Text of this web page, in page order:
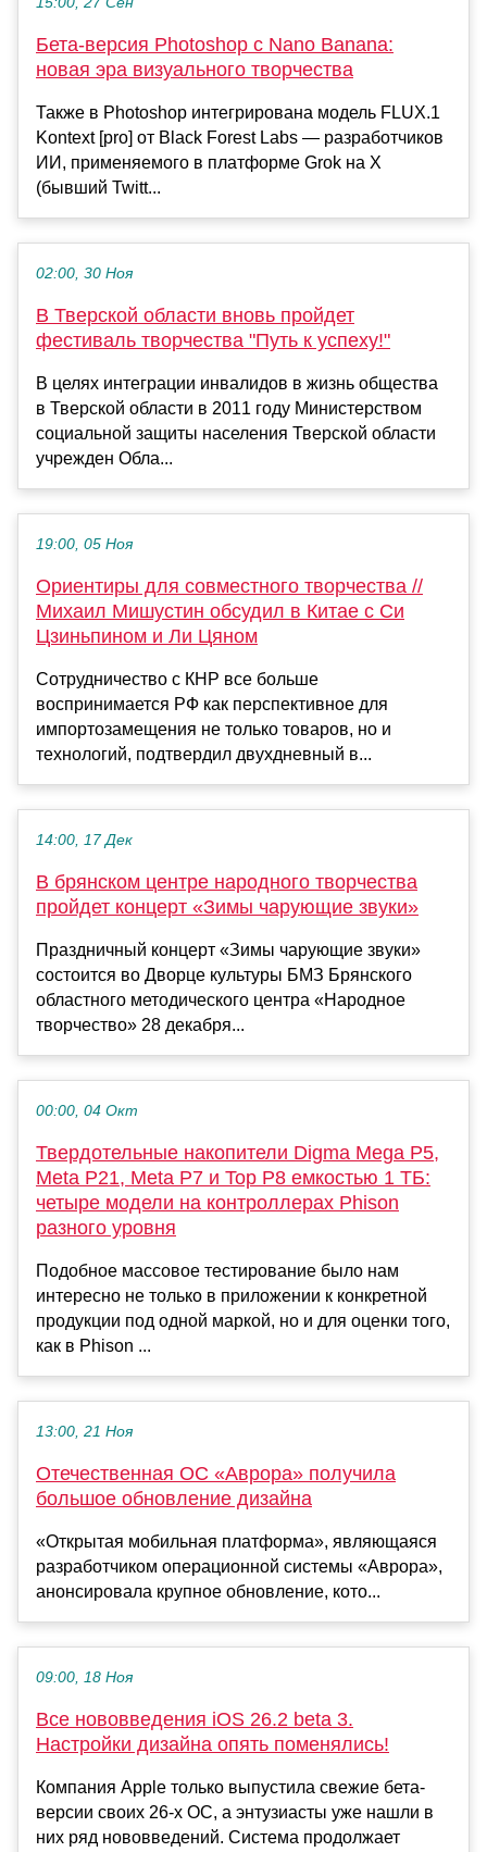
Бета-версия Photoshop с Nano Banana:
новая эра визуального творчества
Также в Photoshop интегрирована модель FLUX.1
Kontext [pro] от Black Forest Labs — разработчиков
ИИ, применяемого в платформе Grok на X
(бывший Twitt...
02:00, 30 Ноя
В Тверской области вновь пройдет
фестиваль творчества "Путь к успеху!"
В целях интеграции инвалидов в жизнь общества
в Тверской области в 2011 году Министерством
социальной защиты населения Тверской области
учрежден Обла...
19:00, 05 Ноя
Ориентиры для совместного творчества //
Михаил Мишустин обсудил в Китае с Си
Цзиньпином и Ли Цяном
Сотрудничество с КНР все больше
воспринимается РФ как перспективное для
импортозамещения не только товаров, но и
технологий, подтвердил двухдневный в...
14:00, 17 Дек
В брянском центре народного творчества
пройдет концерт «Зимы чарующие звуки»
Праздничный концерт «Зимы чарующие звуки»
состоится во Дворце культуры БМЗ Брянского
областного методического центра «Народное
творчество» 28 декабря...
00:00, 04 Окт
Твердотельные накопители Digma Mega P5,
Meta P21, Meta P7 и Top P8 емкостью 1 ТБ:
четыре модели на контроллерах Phison
разного уровня
Подобное массовое тестирование было нам
интересно не только в приложении к конкретной
продукции под одной маркой, но и для оценки того,
как в Phison ...
13:00, 21 Ноя
Отечественная ОС «Аврора» получила
большое обновление дизайна
«Открытая мобильная платформа», являющаяся
разработчиком операционной системы «Аврора»,
анонсировала крупное обновление, кото...
09:00, 18 Ноя
Все нововведения iOS 26.2 beta 3.
Настройки дизайна опять поменялись!
Компания Apple только выпустила свежие бета-
версии своих 26-х ОС, а энтузиасты уже нашли в
них ряд нововведений. Система продолжает